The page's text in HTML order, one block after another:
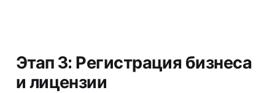
Этап 3: Регистрация бизнеса
и лицензии